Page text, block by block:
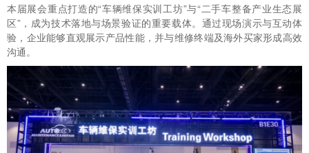
本届展会重点打造的“车辆维保实训工坊”与“二手车整备产业生态展
区”，成为技术落地与场景验证的重要载体。通过现场演示与互动体
验，企业能够直观展示产品性能，并与维修终端及海外买家形成高效
沟通。